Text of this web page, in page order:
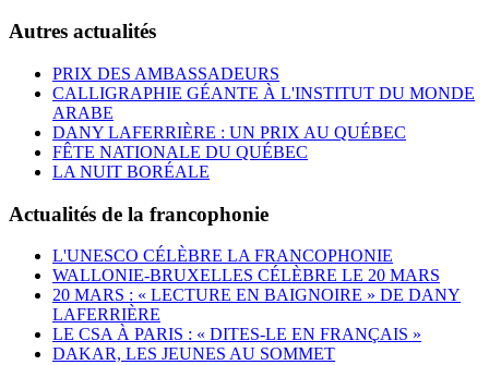
Autres actualités
PRIX DES AMBASSADEURS
CALLIGRAPHIE GÉANTE À L'INSTITUT DU MONDE
ARABE
DANY LAFERRIÈRE : UN PRIX AU QUÉBEC
FÊTE NATIONALE DU QUÉBEC
LA NUIT BORÉALE
Actualités de la francophonie
L'UNESCO CÉLÈBRE LA FRANCOPHONIE
WALLONIE-BRUXELLES CÉLÈBRE LE 20 MARS
20 MARS : « LECTURE EN BAIGNOIRE » DE DANY
LAFERRIÈRE
LE CSA À PARIS : « DITES-LE EN FRANÇAIS »
DAKAR, LES JEUNES AU SOMMET